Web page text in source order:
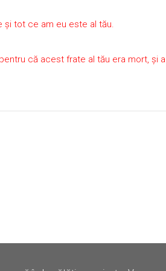
şi tot ce am eu este al tău.
că acest frate al tău era mort, şi